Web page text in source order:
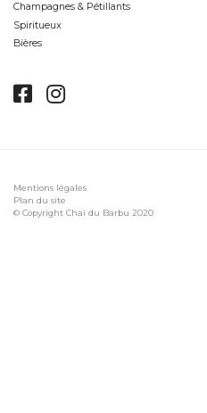
Champagnes & Pétillants
Spiritueux
Bières
Mentions légales
Plan du site
© Copyright Chai du Barbu 2020